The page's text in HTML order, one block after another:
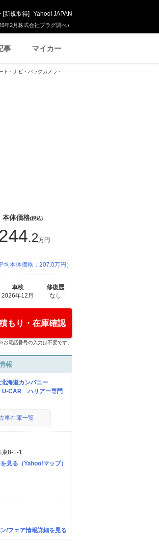
2月株式会社プラグ調べ）
[新規取得] Yahoo! JAPAN
事 マイカー
・ナビ・バックカメラ・
本体価格(税込)
.2万円
均本体価格：207.0万円）
車検
2026年12月
修復歴
なし
もり・在庫確認
お電話番号の入力は不要です。
報
海道カンパニー
CAR ハリアー専門
車在庫一覧
東8-1-1
見る（Yahoo!マップ）
/フェア情報詳細を見る